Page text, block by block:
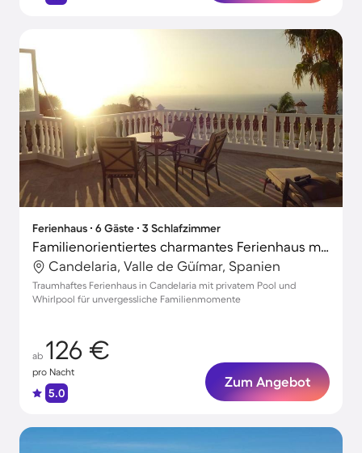
Ferienhaus ∙ 6 Gäste ∙ 3 Schlafzimmer
Familienorientiertes charmantes Ferienhaus mit Grill, Garten und privatem Pool | Naturblick
Candelaria, Valle de Güímar, Spanien
Traumhaftes Ferienhaus in Candelaria mit privatem Pool und
Whirlpool für unvergessliche Familienmomente
ab 126 €
pro Nacht
5.0
Zum Angebot